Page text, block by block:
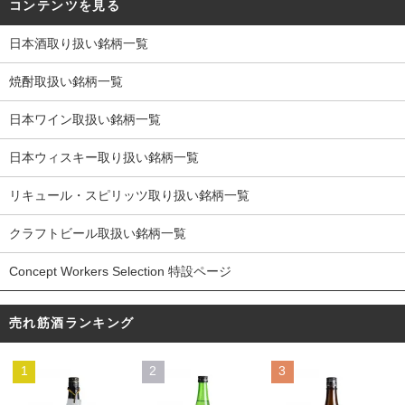
コンテンツを見る
日本酒取り扱い銘柄一覧
焼酎取扱い銘柄一覧
日本ワイン取扱い銘柄一覧
日本ウィスキー取り扱い銘柄一覧
リキュール・スピリッツ取り扱い銘柄一覧
クラフトビール取扱い銘柄一覧
Concept Workers Selection 特設ページ
売れ筋酒ランキング
1 2 3